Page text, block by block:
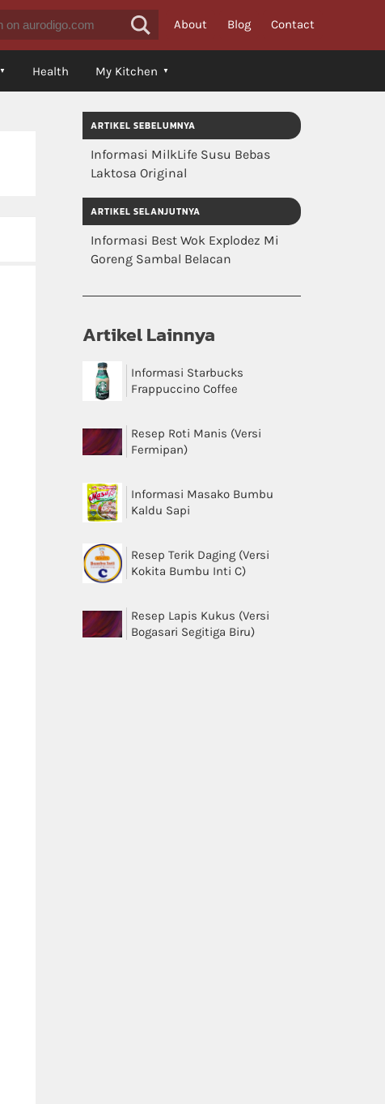
About Blog Contact
Health My Kitchen
ARTIKEL SEBELUMNYA
Informasi MilkLife Susu Bebas
Laktosa Original
ARTIKEL SELANJUTNYA
Informasi Best Wok Explodez Mi
Goreng Sambal Belacan
Artikel Lainnya
Informasi Starbucks
Frappuccino Coffee
Resep Roti Manis (Versi
Fermipan)
Informasi Masako Bumbu
Kaldu Sapi
Resep Terik Daging (Versi
Kokita Bumbu Inti C)
Resep Lapis Kukus (Versi
Bogasari Segitiga Biru)